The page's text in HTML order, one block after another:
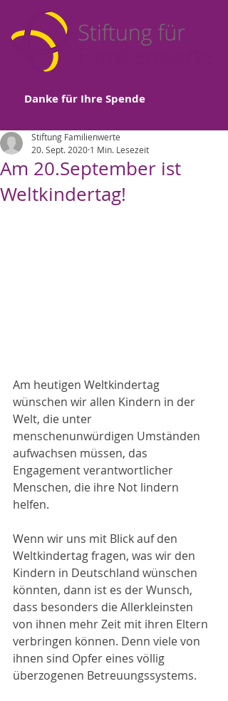
Danke für Ihre Spende
Am 20.September ist
Weltkindertag!
Stiftung Familienwerte
20. Sept. 2020 1 Min. Lesezeit
Am heutigen Weltkindertag
wünschen wir allen Kindern in der
Welt, die unter
menschenunwürdigen Umständen
aufwachsen müssen, das
Engagement verantwortlicher
Menschen, die ihre Not lindern
helfen.
Wenn wir uns mit Blick auf den
Weltkindertag fragen, was wir den
Kindern in Deutschland wünschen
könnten, dann ist es der Wunsch,
dass besonders die Allerkleinsten
von ihnen mehr Zeit mit ihren Eltern
verbringen können. Denn viele von
ihnen sind Opfer eines völlig
überzogenen Betreuungssystems.